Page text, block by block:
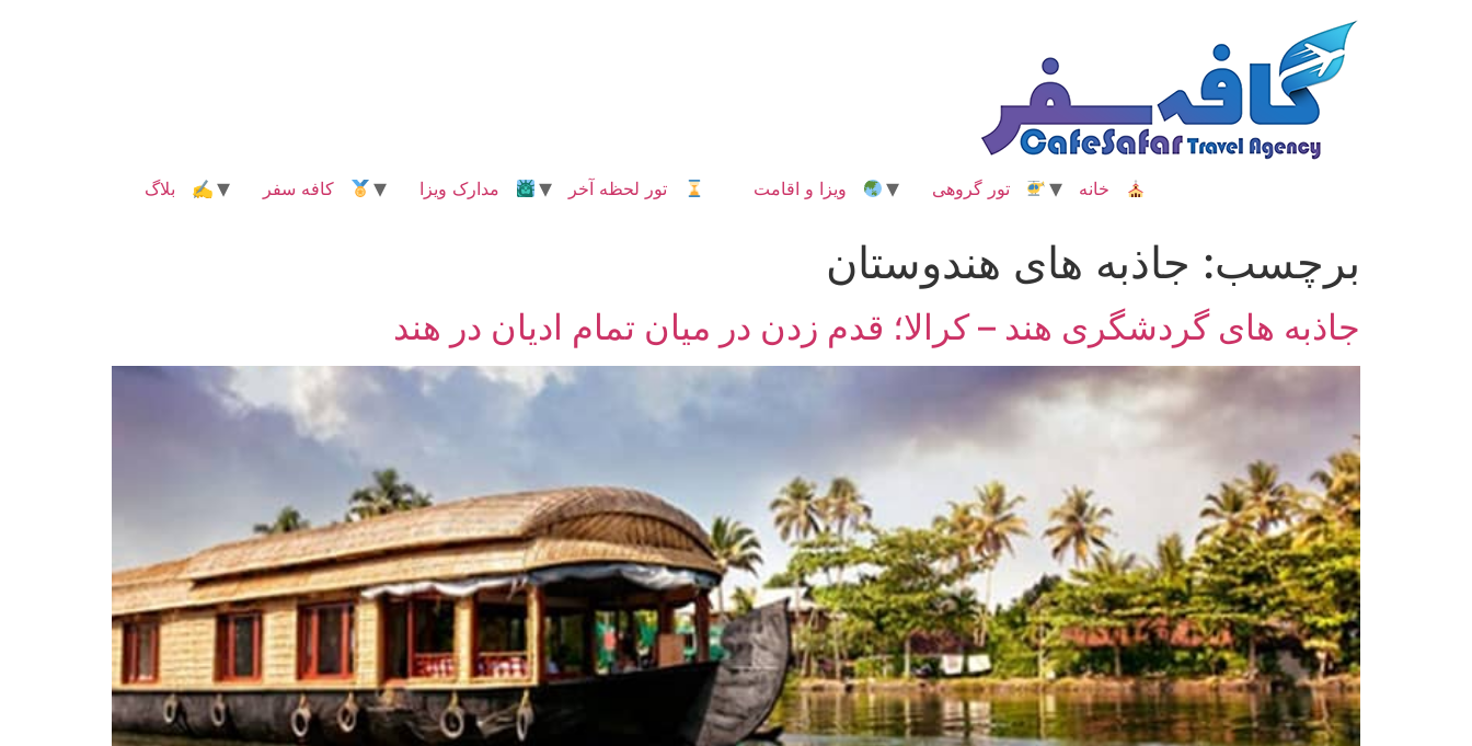
خانه تور گروهی ویزا و اقامت تور لحظه آخر مدارک ویزا کافه سفر ✍ بلاگ
برچسب: جاذبه های هندوستان
جاذبه های گردشگری هند – کرالا؛ قدم زدن در میان تمام ادیان در هند